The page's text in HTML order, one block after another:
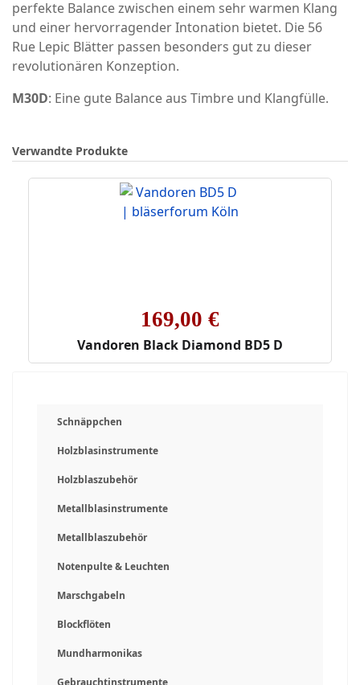
perfekte Balance zwischen einem sehr warmen Klang
und einer hervorragender Intonation bietet. Die 56
Rue Lepic Blätter passen besonders gut zu dieser
revolutionären Konzeption.
M30D: Eine gute Balance aus Timbre und Klangfülle.
Verwandte Produkte
169,00 €
Vandoren Black Diamond BD5 D
Schnäppchen
Holzblasinstrumente
Holzblaszubehör
Metallblasinstrumente
Metallblaszubehör
Notenpulte & Leuchten
Marschgabeln
Blockflöten
Mundharmonikas
Gebrauchtinstrumente